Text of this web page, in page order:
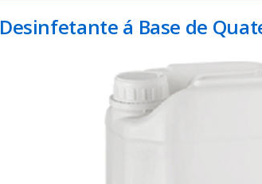
Desinfetante á Base de